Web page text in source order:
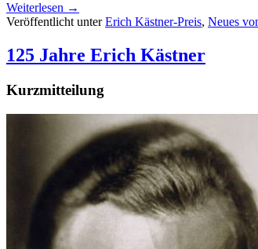
Weiterlesen →
Veröffentlicht unter Erich Kästner-Preis, Neues
125 Jahre Erich Kästner
Kurzmitteilung